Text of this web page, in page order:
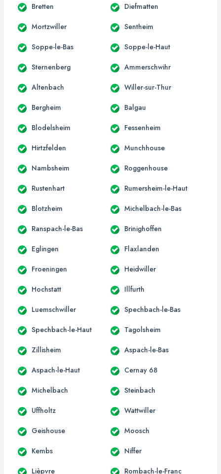
Bretten Diefmatten
Mortzwiller Sentheim
Soppe-le-Bas Soppe-le-Haut
Sternenberg Ammerschwihr
Altenbach Willer-sur-Thur
Bergheim Balgau
Blodelsheim Fessenheim
Hirtzfelden Munchhouse
Nambsheim Roggenhouse
Rustenhart Rumersheim-le-Haut
Blotzheim Michelbach-le-Bas
Ranspach-le-Bas Brinighoffen
Eglingen Flaxlanden
Froeningen Heidwiller
Hochstatt Illfurth
Luemschwiller Spechbach-le-Bas
Spechbach-le-Haut Tagolsheim
Zillisheim Aspach-le-Bas
Aspach-le-Haut Cernay 68
Michelbach Steinbach
Uffholtz Wattwiller
Geishouse Moosch
Kembs Niffer
Lièpvre Rombach-le-Franc